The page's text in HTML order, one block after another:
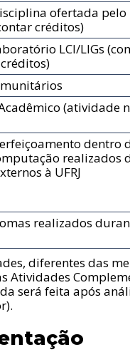
ofertada pelo
créditos)
LCI/LIGs
(atividade
dentro
realizados
à UFRJ
realizados
diferentes das
Atividades
será feita após
).